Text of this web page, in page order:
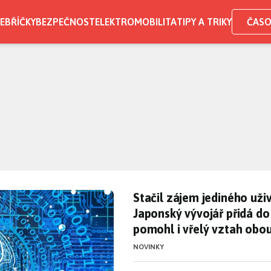
BEZPEČNOSTELEKTROMOBILITATIPY A TRIKY
regulace uměléStačil zájem jediného
Stačil zájem jediného
Japonský vývojář přidá
pomohl i vřelý vztah
NOVINKY